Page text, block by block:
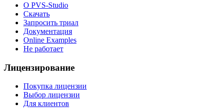
О PVS-Studio
Скачать
Запросить триал
Документация
Online Examples
Не работает
Лицензирование
Покупка лицензии
Выбор лицензии
Для клиентов